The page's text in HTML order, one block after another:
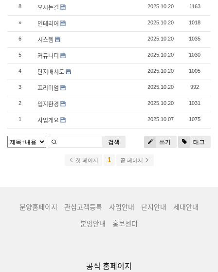
8 오시는길 2025.10.20 1163
» 인테리어 2025.10.20 1018
6 시스템 2025.10.20 1035
5 커뮤니티 2025.10.20 1030
4 단지배치도 2025.10.20 1005
3 프리미엄 2025.10.20 992
2 입지환경 2025.10.20 1031
1 사업개요 2025.10.07 1075
쓰기 태그
검색
첫 페이지 1 끝 페이지
분양홈페이지 관심고객등록 사업안내 단지안내
세대안내
분양안내
홍보센터
공식 홈페이지